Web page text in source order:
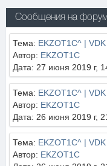
Сообщения на
Тема: EKZOT1C^ |
Автор: EKZOT1C
Дата: 27 июня 2019 г,
Тема: EKZOT1C^ |
Автор: EKZOT1C
Дата: 26 июня 2019 г,
Тема: EKZOT1C^ |
Автор: EKZOT1C